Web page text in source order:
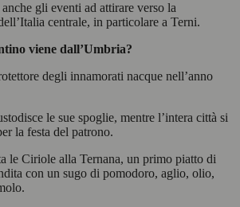
gli eventi ad attirare verso la
centrale, in particolare a Terni.
viene dall’Umbria?
degli innamorati nacque nell’anno
le sue spoglie, mentre l’intera città si
la festa del patrono.
le Ciriole alla Ternana, un primo piatto di
con un sugo di pomodoro, aglio, olio,